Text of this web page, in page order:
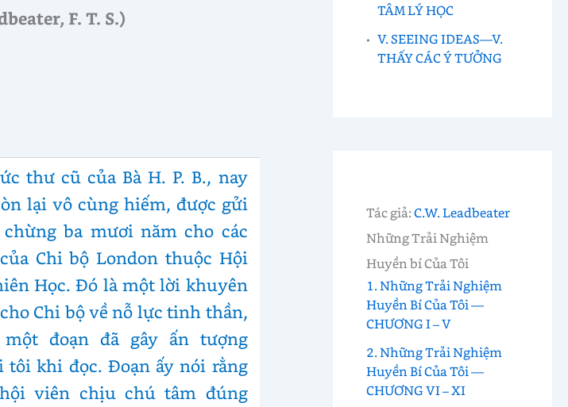
F. T. S.)
thư cũ của Bà H. P. B., nay
lại vô cùng hiếm, được gửi
chừng ba mươi năm cho các
Chi bộ London thuộc Hội
Học. Đó là một lời khuyên
Chi bộ về nỗ lực tinh thần,
đoạn đã gây ấn tượng
tôi khi đọc. Đoạn ấy nói rằng
viên chịu chú tâm đúng
TÂM LÝ HỌC
V. SEEING IDEAS—V.
THẤY CÁC Ý TƯỞNG
Tác giả:C.W. Leadbeater
Những Trải Nghiệm
Huyền bí Của Tôi
1. Những Trải Nghiệm
Huyền Bí Của Tôi —
CHƯƠNG I – V
2. Những Trải Nghiệm
Huyền Bí Của Tôi —
CHƯƠNG VI – XI